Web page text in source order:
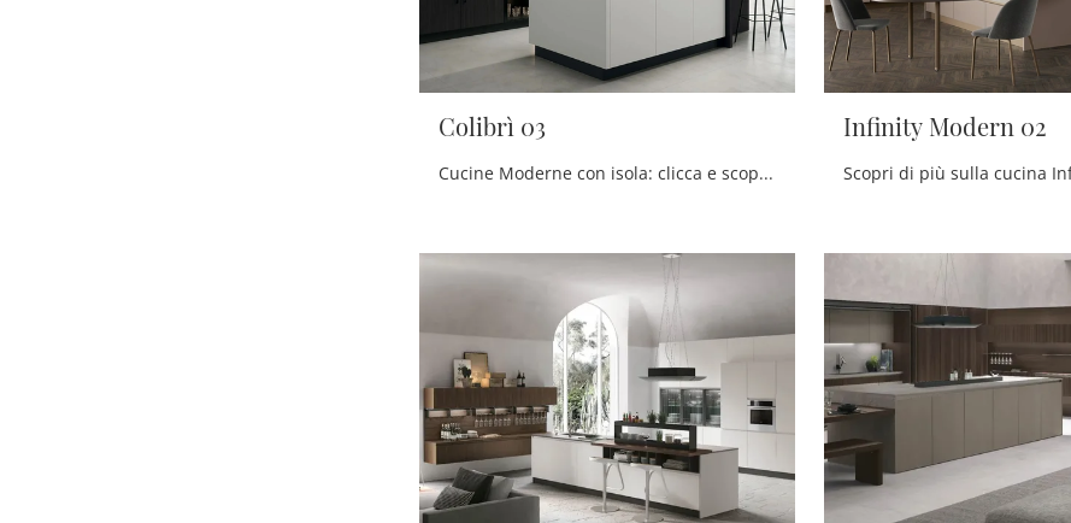
Colibrì 03
Cucine Moderne con isola: clicca e scopri una ricca gamma di soluzioni del brand Forma Cucine, tra cui il modello Colibrì 03.
Infinity Modern 02